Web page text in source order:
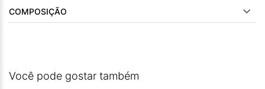
COMPOSIÇÃO
Você pode gostar também